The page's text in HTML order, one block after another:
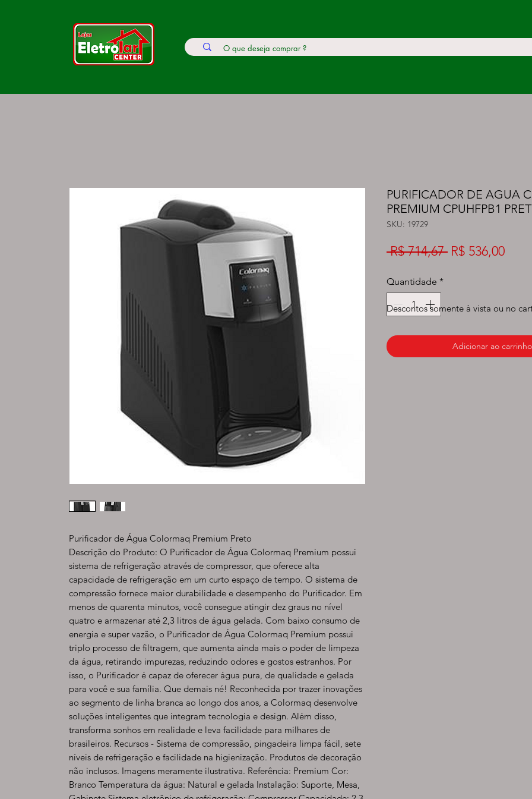
Purificador de Água Colormaq Premium Preto
Descrição do Produto: O Purificador de Água Colormaq Premium possui
sistema de refrigeração através de compressor, que oferece alta
capacidade de refrigeração em um curto espaço de tempo. O sistema de
compressão fornece maior durabilidade e desempenho do Purificador. Em
menos de quarenta minutos, você consegue atingir dez graus no nível
quatro e armazenar até 2,3 litros de água gelada. Com baixo consumo de
energia e super vazão, o Purificador de Água Colormaq Premium possui
triplo processo de filtragem, que aumenta ainda mais o poder de limpeza
da água, retirando impurezas, reduzindo odores e gostos estranhos. Por
isso, o Purificador é capaz de oferecer água pura, de qualidade e gelada
para você e sua família. Que demais né! Reconhecida por trazer inovações
ao segmento de linha branca ao longo dos anos, a Colormaq desenvolve
soluções inteligentes que integram tecnologia e design. Além disso,
transforma sonhos em realidade e leva facilidade para milhares de
brasileiros. Recursos - Sistema de compressão, pingadeira limpa fácil, sete
níveis de refrigeração e facilidade na higienização. Produtos de decoração
não inclusos. Imagens meramente ilustrativa. Referência: Premium Cor:
Branco Temperatura da água: Natural e gelada Instalação: Suporte, Mesa,
PURIFICADOR DE AGUA
PREMIUM CPUHFPB1
SKU: 19729
R$ 714,67 Preço
R$ 536,00Preço
Quantidade *
Adicionar ao carrinho
Descontos somente à vista ou no